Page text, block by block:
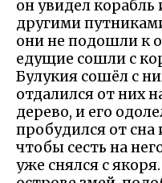
он увидел корабль
другими
они не подошли к
едущие сошли с
Булукия сошёл с
отдалился от них
дерево, и его
пробудился от
чтобы сесть на
уже снялся с